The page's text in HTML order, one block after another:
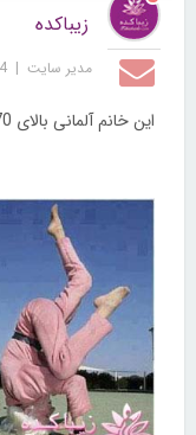
زیباکده
مدیر سایت |
این خانم آلمانی بالای 70 سال سن دارند و از نوجوانی ژیمناست بودن